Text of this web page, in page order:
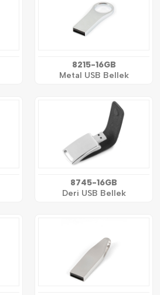
8215-16GB
Metal USB Bellek
8745-16GB
Deri USB Bellek